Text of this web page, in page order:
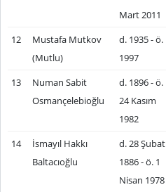
Mart 2011
12
Mustafa Mutkov
(Mutlu)
d. 1935 - ö.
1997
13
Numan Sabit
Osmançelebioğlu
d. 1896 - ö.
24 Kasım
1982
14
İsmayıl Hakkı
Baltacıoğlu
d. 28 Şubat
1886 - ö. 1
Nisan 1978